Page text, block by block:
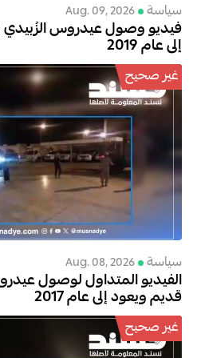
سياسة Aug. 09, 2026
فيديو وصول عيدروس
إلى عام 2019
غير صحيح
سياسة Aug. 08, 2026
الفيديو المتداول لوصول
قديم ويعود إلى عام 2017
غير صحيح